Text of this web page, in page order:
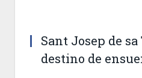
Sant Josep de
destino de